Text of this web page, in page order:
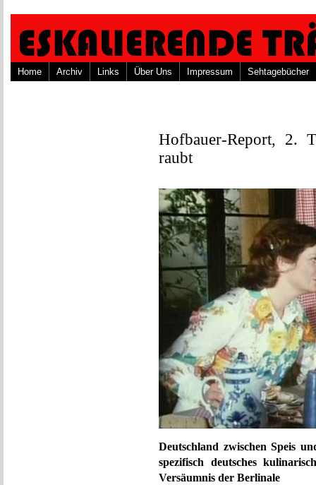
Home Archiv Links Über Uns Impressum Sehtagebücher
Hofbauer-Report, 2.
raubt
Deutschland zwischen Speis
spezifisch deutsches
Versäumnis der Berlinale